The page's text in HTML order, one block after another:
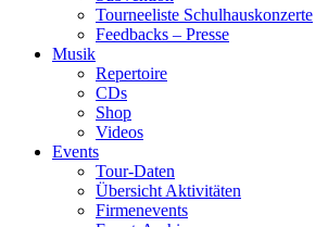
Tourneeliste Schulhauskonzerte
Feedbacks – Presse
Musik
Repertoire
CDs
Shop
Videos
Events
Tour-Daten
Übersicht Aktivitäten
Firmenevents